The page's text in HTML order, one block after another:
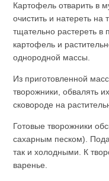
Картофель отварить в
очистить и натереть на
тщательно растереть в
картофель и
однородной массы.
Из приготовленной
творожники, обвалять
сковороде на
Готовые творожники
сахарным песком).
так и холодными. К
варенье.